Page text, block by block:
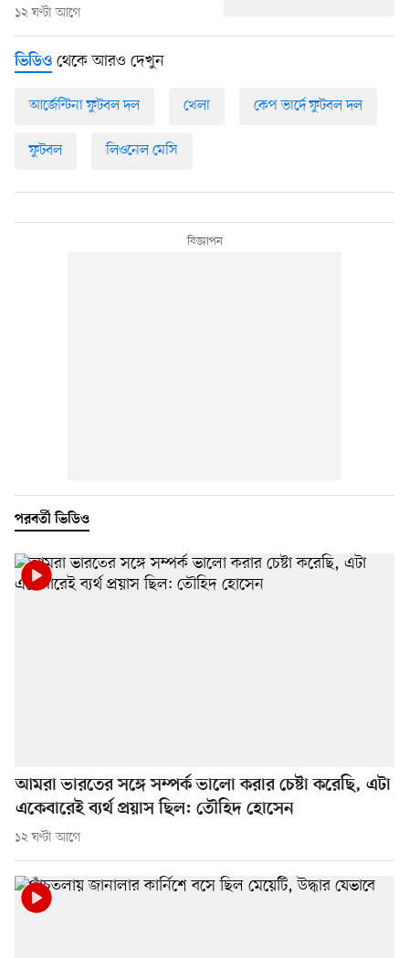
১২ ঘণ্টা আগে
ভিডিও থেকে আরও দেখুন
আর্জেন্টিনা ফুটবল দল খেলা কেপ ভার্দে ফুটবল দল
ফুটবল লিওনেল মেসি
পরবর্তী ভিডিও
আমরা ভারতের সঙ্গে সম্পর্ক ভালো করার চেষ্টা করেছি, এটা
একেবারেই ব্যর্থ প্রয়াস ছিল: তৌহিদ হোসেন
১২ ঘণ্টা আগে